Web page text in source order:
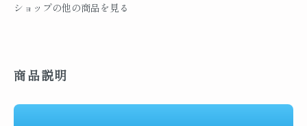
ショップの他の商品を見る
商品説明